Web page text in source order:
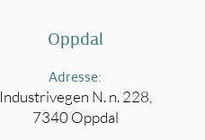
Oppdal
Adresse:
Industrivegen N. n. 228,
7340 Oppdal